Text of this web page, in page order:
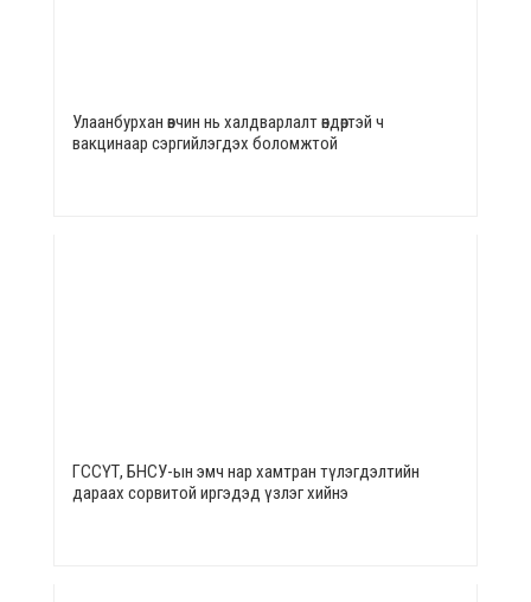
Улаанбурхан өвчин нь халдварлалт өндөртэй ч
вакцинаар сэргийлэгдэх боломжтой
ГССҮТ, БНСУ-ын эмч нар хамтран түлэгдэлтийн
дараах сорвитой иргэдэд үзлэг хийнэ